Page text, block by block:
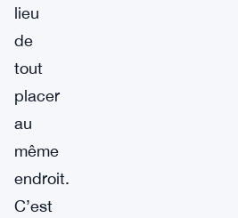
lieu
de
tout
placer
au
même
endroit.
C’est